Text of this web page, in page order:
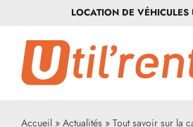
contenu
LOCATION DE VÉHICULES
Accueil» Actualités» Tout savoir sur la